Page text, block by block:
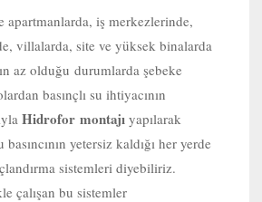
apartmanlarda, iş merkezlerinde,
villalarda, site ve yüksek binalarda
az olduğu durumlarda şebeke
basınçlı su ihtiyacının
Hidrofor montajı yapılarak
basıncının yetersiz kaldığı her yerde
sistemleri diyebiliriz.
çalışan bu sistemler